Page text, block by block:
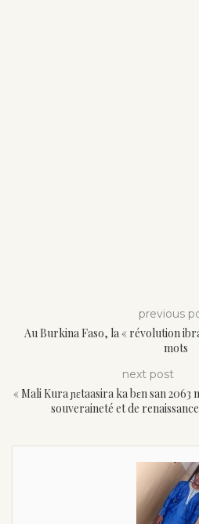
previous
Au Burkina Faso, la « révolution
mots
next post
« Mali Kura ɲɛtaasira ka bɛn san 2063
souveraineté et de